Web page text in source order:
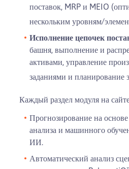
поставок, MRP и MEIO
нескольким уровням/
Исполнение цепочек
башня, выполнение и
активами, управление
заданиями и планирование
Каждый раздел модуля на
Прогнозирование на основе
анализа и машинного
ИИ.
Автоматический анализ